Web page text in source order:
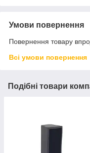
Умови повернення
Повернення товару
Всі умови повернення
Подібні товари